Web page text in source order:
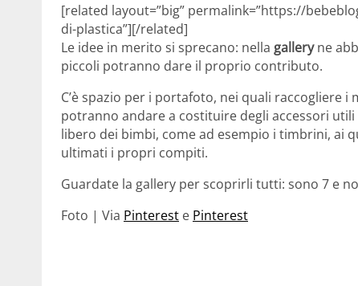
[related layout=”big” permalink=”https://
di-plastica”][/related]
Le idee in merito si sprecano: nella galleryne
piccoli potranno dare il proprio contributo.
C’è spazio per i portafoto, nei quali raccogliere
potranno andare a costituire degli accessori
libero dei bimbi, come ad esempio i timbrini, ai
ultimati i propri compiti.
Guardate la gallery per scoprirli tutti: sono 7 e
Foto | Via Pinterest e Pinterest